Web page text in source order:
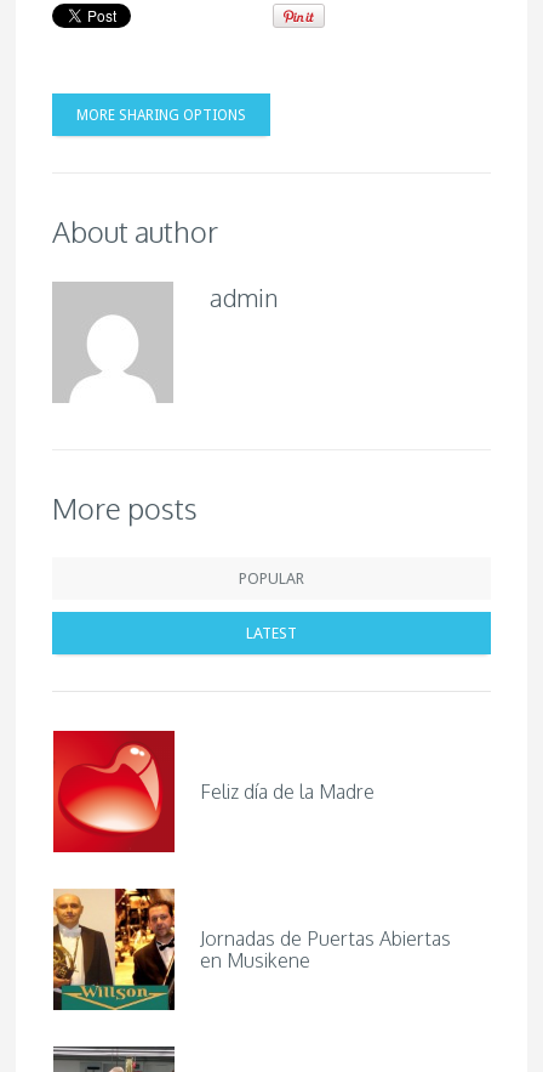
MORE SHARING OPTIONS
About author
admin
More posts
POPULAR
LATEST
Feliz día de la Madre
Jornadas de Puertas Abiertas
en Musikene